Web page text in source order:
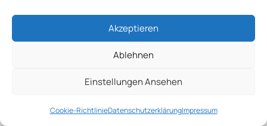
Akzeptieren
Ablehnen
Einstellungen Ansehen
Cookie-RichtlinieDatenschutzerklärungImpressum
Geseke (26 km)
Leopoldshöhe (27
km)